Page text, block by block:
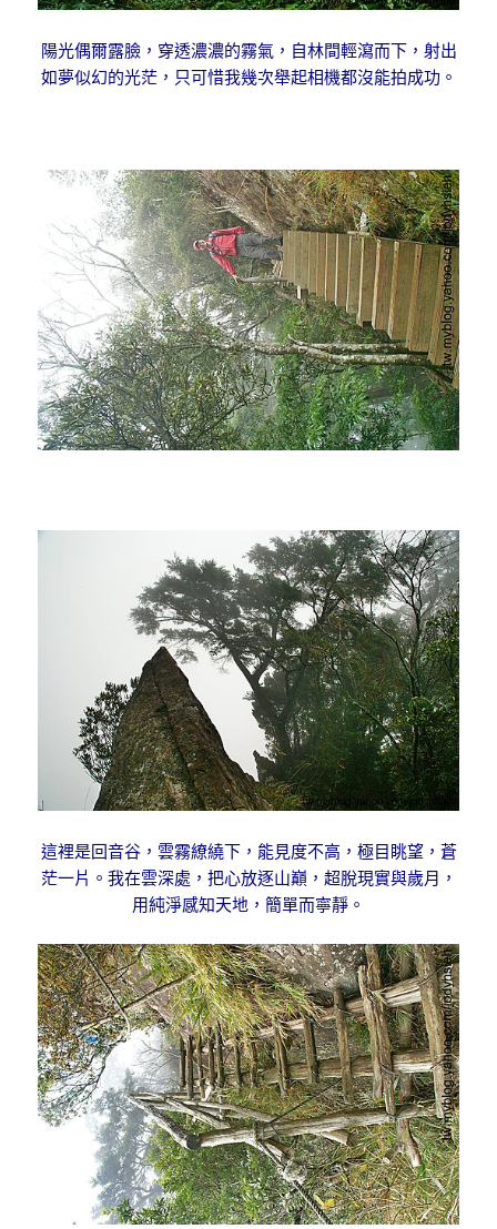
陽光偶爾露臉，穿透濃濃的霧氣，自林間輕瀉而下，射出
如夢似幻的光茫，只可惜我幾次舉起相機都沒能拍成功。
這裡是回音谷，雲霧繚繞下，能見度不高，極目眺望，蒼
茫一片。我在雲深處，把心放逐山巔，超脫現實與歲月，
用純淨感知天地，簡單而寧靜。